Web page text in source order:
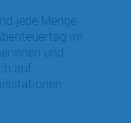
jede Menge
im
und
auf